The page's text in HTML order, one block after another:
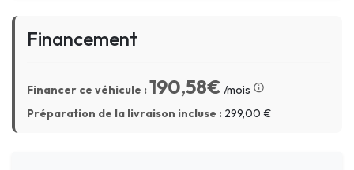
Financement
Financer ce véhicule :190,58€ /mois
Préparation de la livraison incluse : 299,00 €